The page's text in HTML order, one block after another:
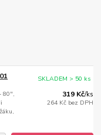
80",
319 Kč/ks
264 Kč bez DPH
SKLADEM > 50 ks